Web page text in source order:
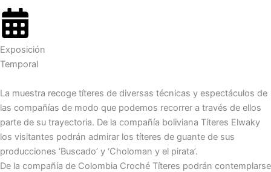
Exposición
Temporal
La muestra recoge títeres de diversas técnicas y espectáculos de
las compañías de modo que podemos recorrer a través de ellos
parte de su trayectoria. De la compañía boliviana Títeres Elwaky
los visitantes podrán admirar los títeres de guante de sus
producciones ‘Buscado’ y ‘Choloman y el pirata’.
De la compañía de Colombia Croché Títeres podrán contemplarse